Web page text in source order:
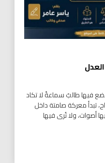
فيها طالبٌ سماعةً لا تكاد
تبدأ معركة صامتة داخل
أصوات، ولا تُرى فيها